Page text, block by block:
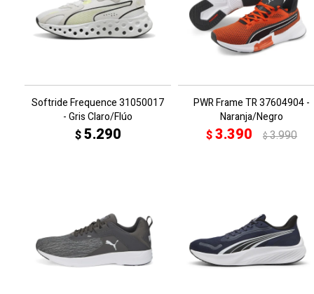
Softride Frequence 31050017
- Gris Claro/Flúo
$5.290
PWR Frame TR 37604904 -
Naranja/Negro
$3.390 $3.990